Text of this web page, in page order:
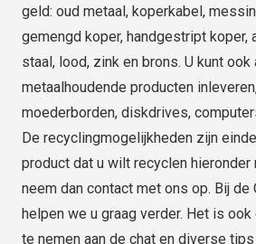
geld: oud metaal, koperkabel,
gemengd koper, handgestript koper,
staal, lood, zink en brons. U kunt ook
metaalhoudende producten
moederborden, diskdrives,
De recyclingmogelijkheden zijn
product dat u wilt recyclen
neem dan contact met ons op. Bij de
helpen we u graag verder. Het is
te nemen aan de chat en diverse